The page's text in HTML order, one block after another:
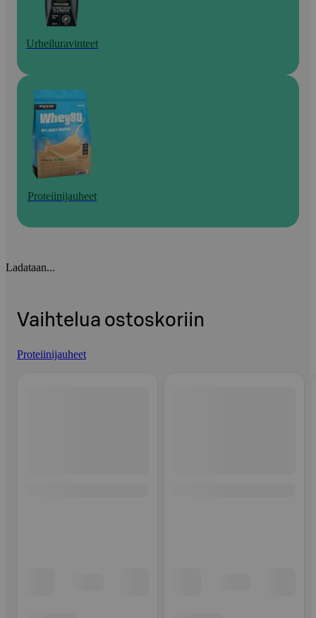
Urheiluravinteet
Proteiinijauheet
Ladataan...
Vaihtelua ostoskoriin
Proteiinijauheet